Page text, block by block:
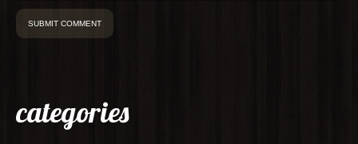
categories